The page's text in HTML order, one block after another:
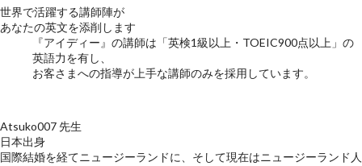
世界で活躍する講師陣が
あなたの英文を添削します
『アイディー』の講師は「英検1級以上・TOEIC900点以上」の
英語力を有し、
お客さまへの指導が上手な講師のみを採用しています。
Atsuko007 先生
日本出身
国際結婚を経てニュージーランドに、そして現在はニュージーランド人